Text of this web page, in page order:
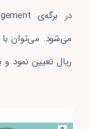
ریال تعیین نمود